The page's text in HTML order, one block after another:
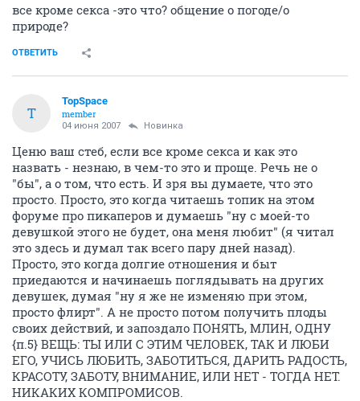
все кроме секса -это что? общение о погоде/о
природе?
ОТВЕТИТЬ
T
TopSpace
member
04 июня 2007 Новинка
Ценю ваш стеб, если все кроме секса и как это
назвать - незнаю, в чем-то это и проще. Речь не о
"бы", а о том, что есть. И зря вы думаете, что это
просто. Просто, это когда читаешь топик на этом
форуме про пикаперов и думаешь "ну с моей-то
девушкой этого не будет, она меня любит" (я читал
это здесь и думал так всего пару дней назад).
Просто, это когда долгие отношения и быт
приедаются и начинаешь поглядывать на других
девушек, думая "ну я же не изменяю при этом,
просто флирт". А не просто потом получить плоды
своих действий, и запоздало ПОНЯТЬ, МЛИН, ОДНУ
{п.5} ВЕЩЬ: ТЫ ИЛИ С ЭТИМ ЧЕЛОВЕК, ТАК И ЛЮБИ
ЕГО, УЧИСЬ ЛЮБИТЬ, ЗАБОТИТЬСЯ, ДАРИТЬ РАДОСТЬ,
КРАСОТУ, ЗАБОТУ, ВНИМАНИЕ, ИЛИ НЕТ - ТОГДА НЕТ.
НИКАКИХ КОМПРОМИСОВ.